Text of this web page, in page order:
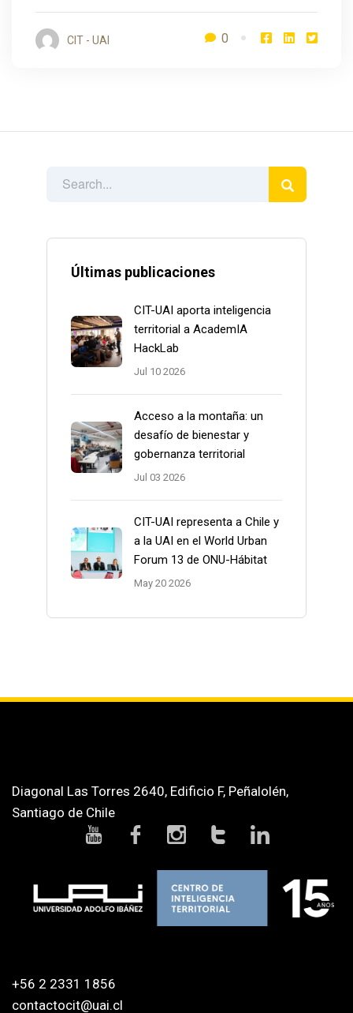
Últimas publicaciones
CIT-UAI aporta inteligencia
territorial a AcademIA
HackLab
Jul 10 2026
Acceso a la montaña: un
desafío de bienestar y
gobernanza territorial
Jul 03 2026
CIT-UAI representa a Chile y
a la UAI en el World Urban
Forum 13 de ONU-Hábitat
May 20 2026
CIT - UAI 0
Diagonal Las Torres 2640, Edificio F, Peñalolén,
Santiago de Chile
+56 2 2331 1856
contactocit@uai.cl